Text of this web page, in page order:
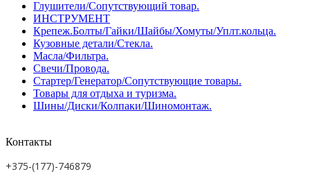
Глушители/Сопутствующий товар.
ИНСТРУМЕНТ
Крепеж.Болты/Гайки/Шайбы/Хомуты/Уплт.кольца.
Кузовные детали/Стекла.
Масла/Фильтра.
Свечи/Провода.
Стартер/Генератор/Сопутствующие товары.
Товары для отдыха и туризма.
Шины/Диски/Колпаки/Шиномонтаж.
Контакты
+375-(177)-746879